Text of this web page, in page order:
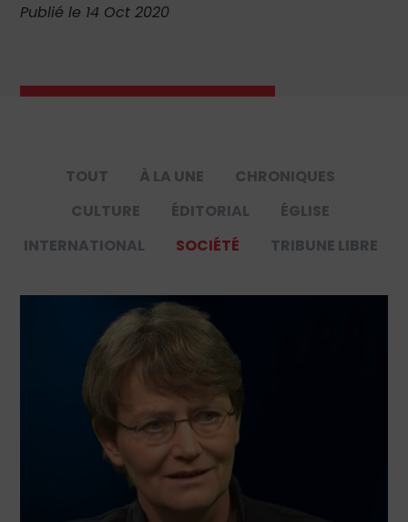
Publié le 14 Oct 2020
TOUT À LA UNE
CHRONIQUES
CULTURE
ÉDITORIAL
ÉGLISE
INTERNATIONAL
SOCIÉTÉ TRIBUNE LIBRE